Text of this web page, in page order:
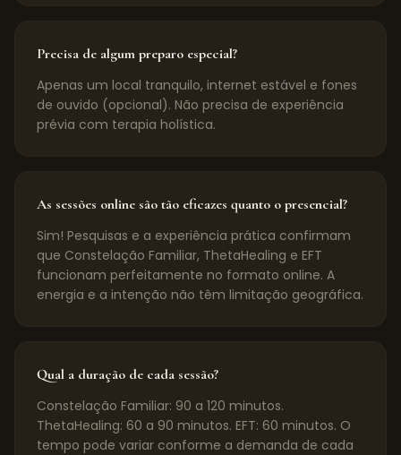
Precisa de algum preparo especial?
Apenas um local tranquilo, internet estável e fones
de ouvido (opcional). Não precisa de experiência
prévia com terapia holística.
As sessões online são tão eficazes quanto o presencial?
Sim! Pesquisas e a experiência prática confirmam
que Constelação Familiar, ThetaHealing e EFT
funcionam perfeitamente no formato online. A
energia e a intenção não têm limitação geográfica.
Qual a duração de cada sessão?
Constelação Familiar: 90 a 120 minutos.
ThetaHealing: 60 a 90 minutos. EFT: 60 minutos. O
tempo pode variar conforme a demanda de cada